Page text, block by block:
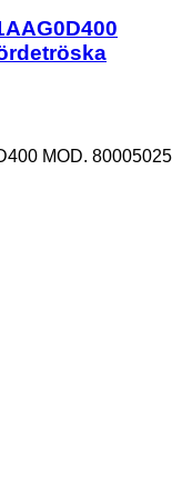
MOD. 80005025